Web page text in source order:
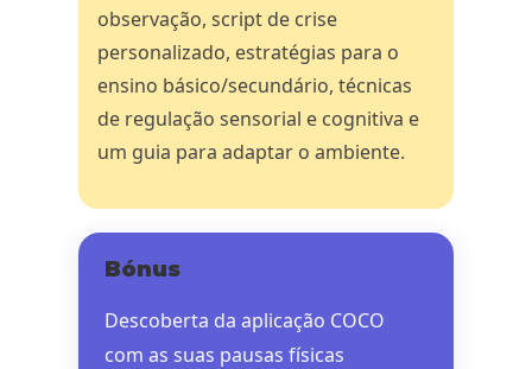
observação, script de crise
personalizado, estratégias para o
ensino básico/secundário, técnicas
de regulação sensorial e cognitiva e
um guia para adaptar o ambiente.
Bónus
Descoberta da aplicação COCO
com as suas pausas físicas